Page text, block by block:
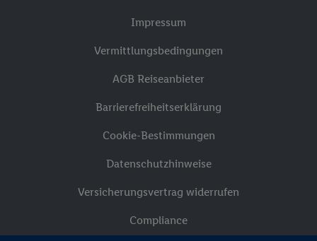
Impressum
Vermittlungsbedingungen
AGB Reiseanbieter
Barrierefreiheitserklärung
Cookie-Bestimmungen
Datenschutzhinweise
Versicherungsvertrag widerrufen
Compliance